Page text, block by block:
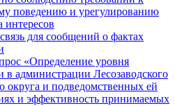
поведению и урегулированию
интересов
для сообщений о фактах
«Определение уровня
в администрации Лесозаводского
округа и подведомственных ей
и эффективность принимаемых